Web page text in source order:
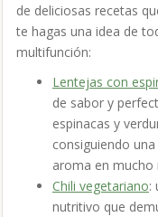
de deliciosas recetas
te hagas una idea de
multifunción:
Lentejas con
de sabor y
espinacas y
consiguiendo
aroma en
Chili vegetariano:
nutritivo que